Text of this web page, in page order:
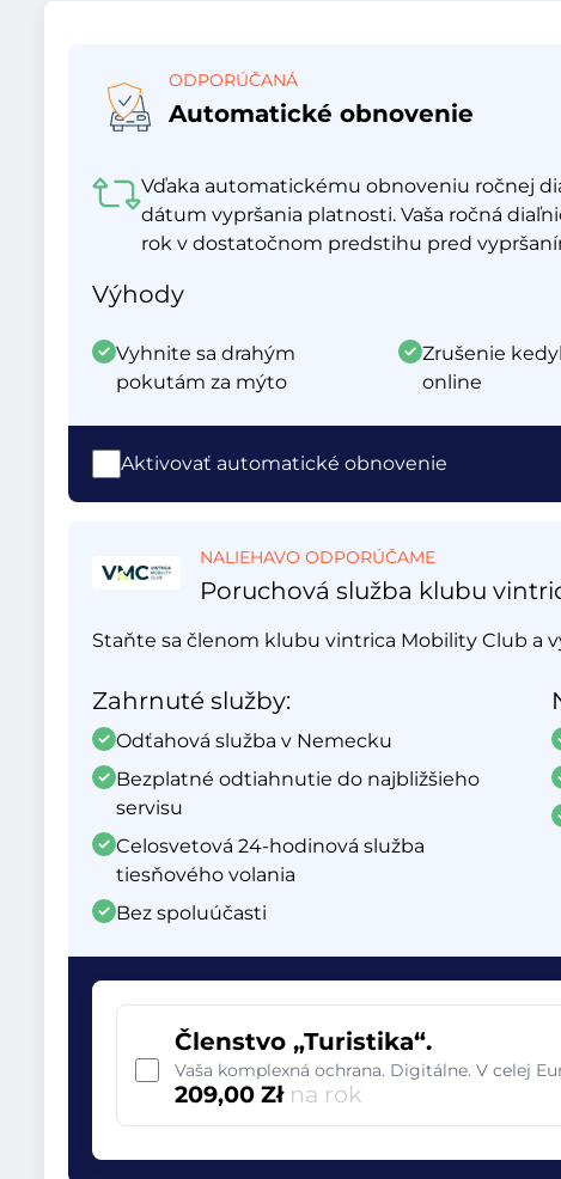
ODPORÚČANÁ
Automatické obnovenie
Vďaka automatickému obnoveniu ročnej
dátum vypršania platnosti. Vaša ročná
rok v dostatočnom predstihu pred
Výhody
Vyhnite sa drahým
pokutám za mýto
Zrušenie
online
Aktivovať automatické obnovenie
NALIEHAVO ODPORÚČAME
Poruchová služba klubu
Staňte sa členom klubu vintrica Mobility Club a
Zahrnuté služby:
Odťahová služba v Nemecku
Bezplatné odtiahnutie do najbližšieho
servisu
Celosvetová 24-hodinová služba
tiesňového volania
Bez spoluúčasti
Členstvo „Turistika“.
Vaša komplexná ochrana. Digitálne. V celej
209,00 Zł na rok